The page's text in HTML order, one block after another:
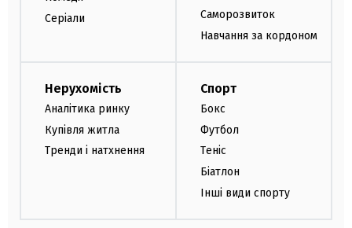
Серіали
Саморозвиток
Навчання за кордоном
Нерухомість
Аналітика ринку
Купівля житла
Тренди і натхнення
Спорт
Бокс
Футбол
Теніс
Біатлон
Інші види спорту